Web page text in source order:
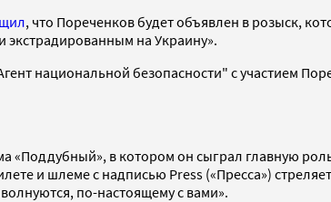
, что Пореченков будет объявлен в розыск,
экстрадированным на Украину».
национальной безопасности" с участием
«Поддубный», в котором он сыграл главную
и шлеме с надписью Press («Пресса»)
по-настоящему с вами».